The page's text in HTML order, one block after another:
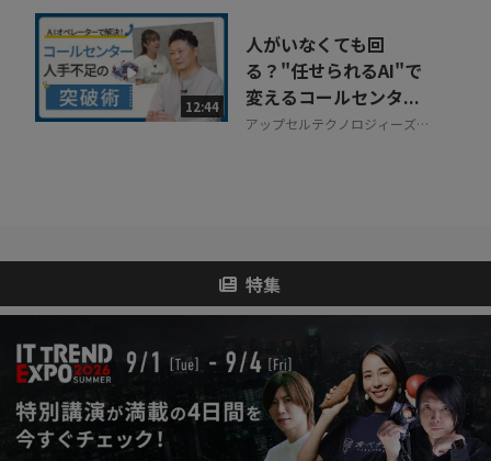
12:44
人がいなくても回
る？"任せられるAI"で
変えるコールセンタ...
アップセルテクノロジィーズ株
特集